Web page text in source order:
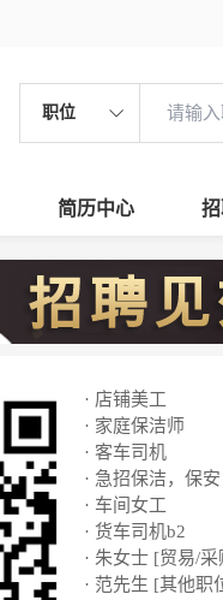
职位
简历中心
· 店铺美工
· 家庭保洁师
· 客车司机
· 急招保洁，保
· 车间女工
· 货车司机b2
· 朱女士 [贸易/采
· 范先生 [其他职